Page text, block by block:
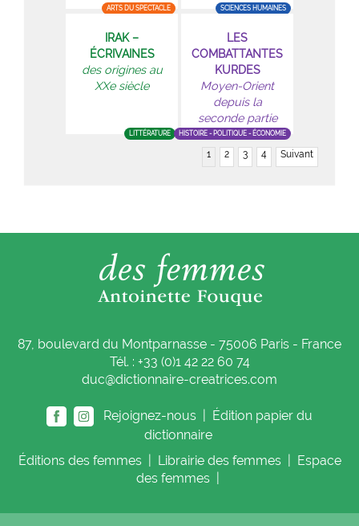
ARTS DU SPECTACLE SCIENCES HUMAINES
IRAK –
ÉCRIVAINES
des origines au
XXe siècle
LITTÉRATURE
LES
COMBATTANTES
KURDES
Moyen-Orient
depuis la
seconde partie
du XXe siècle
HISTOIRE - POLITIQUE - ÉCONOMIE
1 2 3 4 Suivant
87, boulevard du Montparnasse - 75006 Paris - France
Tél. : +33 (0)1 42 22 60 74
duc@dictionnaire-creatrices.com
Rejoignez-nous |
Édition papier du
dictionnaire
Éditions des femmes Librairie des femmes
Espace
des femmes